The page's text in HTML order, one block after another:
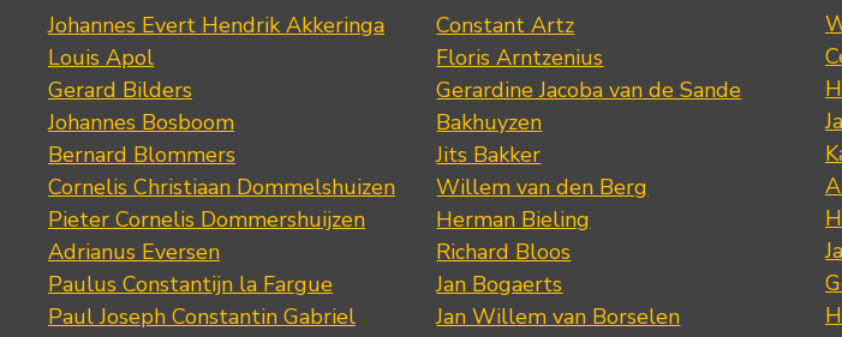
Johannes Evert Hendrik Akkeringa
Louis Apol
Gerard Bilders
Johannes Bosboom
Bernard Blommers
Cornelis Christiaan Dommelshuizen
Pieter Cornelis Dommershuijzen
Adrianus Eversen
Paulus Constantijn la Fargue
Paul Joseph Constantin Gabriel
Constant Artz
Floris Arntzenius
Gerardine Jacoba van de Sande
Bakhuyzen
Jits Bakker
Willem van den Berg
Herman Bieling
Richard Bloos
Jan Bogaerts
Jan Willem van Borselen